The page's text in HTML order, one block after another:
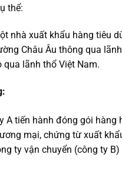
thể:
nhà xuất khẩu hàng tiêu
Châu Âu thông qua
lãnh thổ Việt Nam.
A tiến hành đóng gói
mại, chứng từ xuất
ty vận chuyển (công ty